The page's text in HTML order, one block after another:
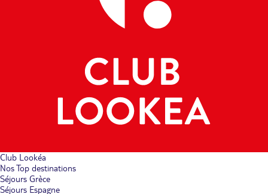
Club Lookéa
Nos Top destinations
Séjours Grèce
Séjours Espagne